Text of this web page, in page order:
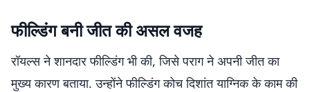
फील्डिंग बनी जीत की असल वजह
रॉयल्स ने शानदार फील्डिंग भी की, जिसे पराग ने अपनी जीत का
मुख्य कारण बताया. उन्होंने फील्डिंग कोच दिशांत याग्निक के काम की